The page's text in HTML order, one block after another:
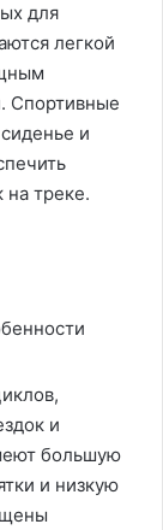
для
легкой
Спортивные
и
треке.
и
большую
и низкую